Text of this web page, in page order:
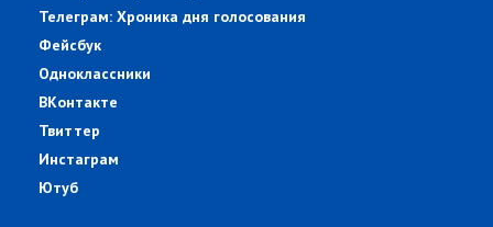
Телеграм: Хроника дня голосования
Фейсбук
Одноклассники
ВКонтакте
Твиттер
Инстаграм
Ютуб